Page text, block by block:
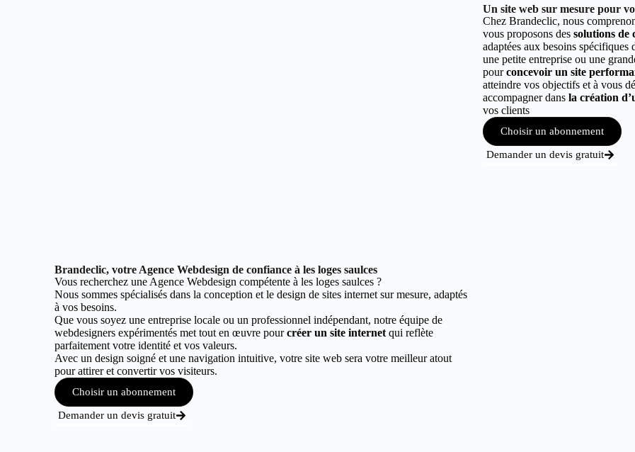
Un site web sur mesure pour
Chez Brandeclic, nous
vous proposons des solutions de
adaptées aux besoins spécifiques
une petite entreprise ou une
pourconcevoir un site
atteindre vos objectifs et à vous
accompagner dans la création
vos clients
Choisir un abonnement
Demander un devis gratuit
Brandeclic, votre Agence Webdesign de confiance à les loges saulces
Vous recherchez une Agence Webdesign compétente à les loges saulces ?
Nous sommes spécialisés dans la conception et le design de sites internet sur mesure, adaptés
à vos besoins.
Que vous soyez une entreprise locale ou un professionnel indépendant, notre équipe de
webdesigners expérimentés met tout en œuvre pourcréer un site internetqui reflète
parfaitement votre identité et vos valeurs.
Avec un design soigné et une navigation intuitive, votre site web sera votre meilleur atout
pour attirer et convertir vos visiteurs.
Choisir un abonnement
Demander un devis gratuit